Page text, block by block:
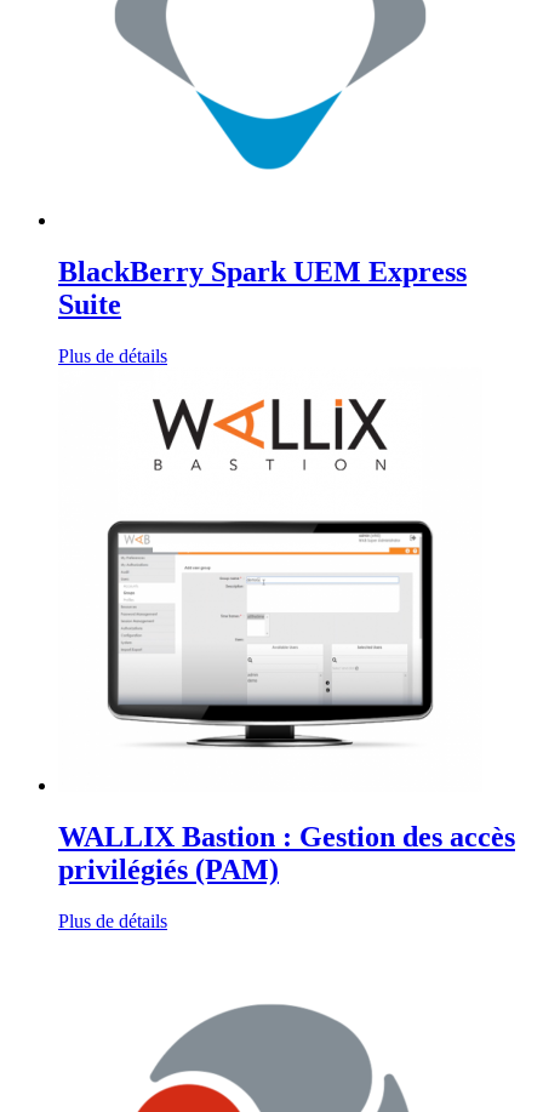
BlackBerry Spark UEM Express
Suite
Plus de détails
WALLIX Bastion : Gestion des accès
privilégiés (PAM)
Plus de détails